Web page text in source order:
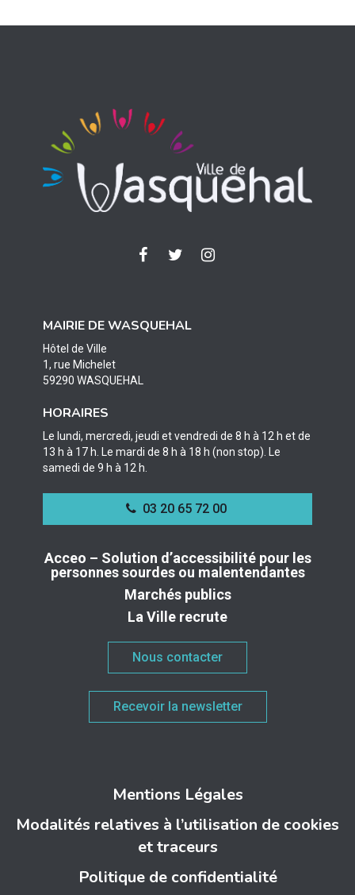
Lien
compte
Lien
compte
MAIRIE DE WASQUEHAL
Hôtel de Ville
1, rue Michelet
59290 WASQUEHAL
HORAIRES
Le lundi, mercredi, jeudi et vendredi de 8 h à 12 h et de
13 h à 17 h. Le mardi de 8 h à 18 h (non stop). Le
samedi de 9 h à 12 h.
03 20 65 72 00
Acceo – Solution d’accessibilité pour les
personnes sourdes ou malentendantes
Marchés publics
La Ville recrute
Nous contacter
Recevoir la newsletter
Mentions Légales
Modalités relatives à l’utilisation de cookies
et traceurs
Politique de confidentialité